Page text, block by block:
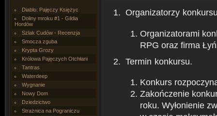
Diablo: Pajęczy Księżyc
Doliny mroku #1 - Gildia
Hordów
Szlak Cudów - Recenzja
Smocza zguba
Krypta Grozy
Królowa Pajęczych Otchłani
Tantras
Waterdeep
Wygnanie
Nowy Dom
Dziedzictwo
Strażnica na Pograniczu
Organizatorzy
Organizatorami
RPG oraz firma
Termin konkursu.
Konkurs
Zakończenie
roku. Wyłonienie